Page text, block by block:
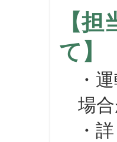
【
て】
・運
場
・詳